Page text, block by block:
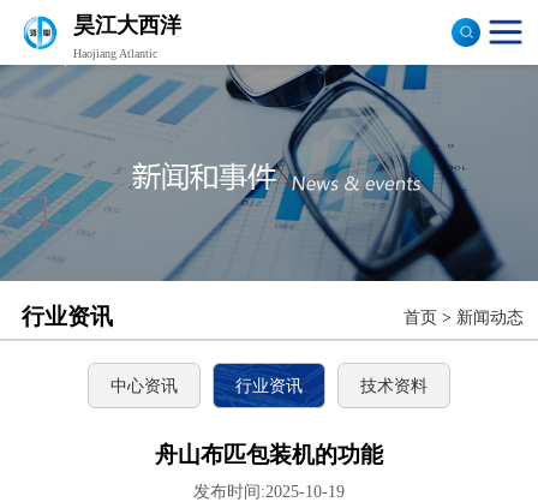
昊江大西洋
Haojiang Atlantic
行业资讯 首页 > 新闻动态
中心资讯 行业资讯 技术资料
舟山布匹包装机的功能
发布时间:2025-10-19
验布机
打卷机
切边机
布匹包装机